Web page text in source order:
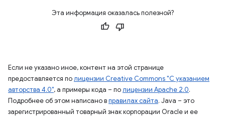
Эта информация оказалась полезной?
Если не указано иное, контент на этой странице
предоставляется полицензии Creative Commons "С указанием
авторства 4.0", а примеры кода – полицензии Apache 2.0.
Подробнее об этом написано вправилах сайта. Java – это
зарегистрированный товарный знак корпорации Oracle и ее